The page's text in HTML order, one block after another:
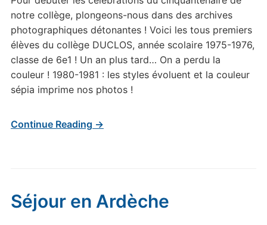
–
Période
1975/1981
notre collège, plongeons-nous dans des archives
photographiques détonantes ! Voici les tous premiers
élèves du collège DUCLOS, année scolaire 1975-1976,
classe de 6e1 ! Un an plus tard… On a perdu la
couleur ! 1980-1981 : les styles évoluent et la couleur
sépia imprime nos photos !
Continue Reading →
Séjour en Ardèche